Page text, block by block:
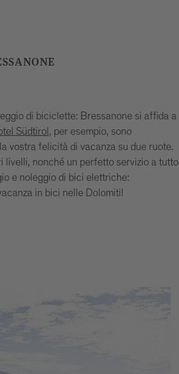
di biciclette: Bressanone si affida a
Südtirol , per esempio, sono
vostra felicità di vacanza su due ruote.
livelli, nonché un perfetto servizio a tutto
e noleggio di bici elettriche:
in bici nelle Dolomiti!